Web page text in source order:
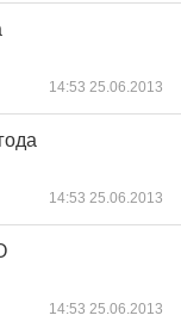
14:53 25.06.2013
14:53 25.06.2013
14:53 25.06.2013